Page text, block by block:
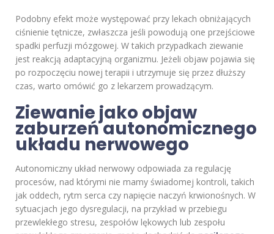
Podobny efekt może występować przy lekach obniżających
ciśnienie tętnicze, zwłaszcza jeśli powodują one przejściowe
spadki perfuzji mózgowej. W takich przypadkach ziewanie
jest reakcją adaptacyjną organizmu. Jeżeli objaw pojawia się
po rozpoczęciu nowej terapii i utrzymuje się przez dłuższy
czas, warto omówić go z lekarzem prowadzącym.
Ziewanie jako objaw
zaburzeń autonomicznego
układu nerwowego
Autonomiczny układ nerwowy odpowiada za regulację
procesów, nad którymi nie mamy świadomej kontroli, takich
jak oddech, rytm serca czy napięcie naczyń krwionośnych. W
sytuacjach jego dysregulacji, na przykład w przebiegu
przewlekłego stresu, zespołów lękowych lub zespołu